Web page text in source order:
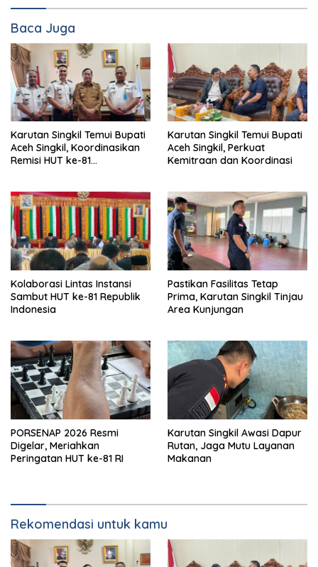
Baca Juga
Karutan Singkil Temui Bupati
Aceh Singkil, Koordinasikan
Remisi HUT ke-81
Karutan Singkil Temui Bupati
Aceh Singkil, Perkuat
Kemitraan dan Koordinasi
Kolaborasi Lintas Instansi
Sambut HUT ke-81 Republik
Indonesia
Pastikan Fasilitas Tetap
Prima, Karutan Singkil Tinjau
Area Kunjungan
PORSENAP 2026 Resmi
Digelar, Meriahkan
Peringatan HUT ke-81 RI
Karutan Singkil Awasi Dapur
Rutan, Jaga Mutu Layanan
Makanan
Rekomendasi untuk kamu